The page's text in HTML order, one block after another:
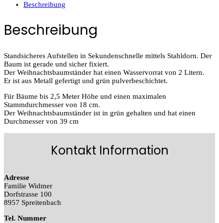
Beschreibung
Beschreibung
Standsicheres Aufstellen in Sekundenschnelle mittels Stahldorn. Der
Baum ist gerade und sicher fixiert.
Der Weihnachtsbaumständer hat einen Wasservorrat von 2 Litern.
Er ist aus Metall gefertigt und grün pulverbeschichtet.
Für Bäume bis 2,5 Meter Höhe und einen maximalen
Stammdurchmesser von 18 cm.
Der Weihnachtsbaumständer ist in grün gehalten und hat einen
Durchmesser von 39 cm
Kontakt Information
Adresse
Familie Widmer
Dorfstrasse 100
8957 Spreitenbach
Tel. Nummer